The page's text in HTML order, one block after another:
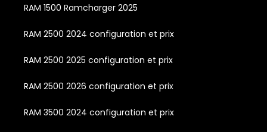
RAM 1500 Ramcharger 2025
RAM 2500 2024 configuration et prix
RAM 2500 2025 configuration et prix
RAM 2500 2026 configuration et prix
RAM 3500 2024 configuration et prix